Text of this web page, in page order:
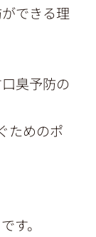
できる理
臭予防の
ためのポ
す。